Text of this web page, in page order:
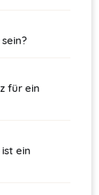
für ein
ein